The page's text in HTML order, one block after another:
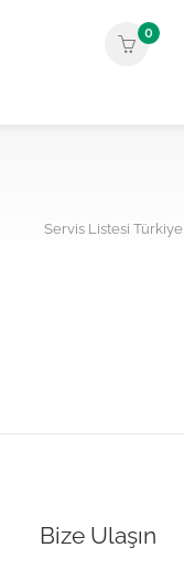
0
Servis Listesi Türkiye
Bize Ulaşın